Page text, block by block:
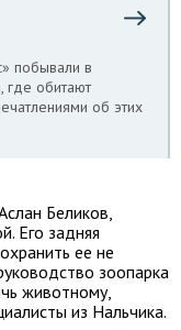
побывали в
где обитают
об этих
Беликов,
Его задняя
ее не
зоопарка
животному,
из Нальчика.